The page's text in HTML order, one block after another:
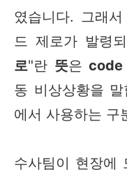
였습니다. 그래
드 제로가 발령
로"란 뜻은
동 비상상황을
에서 사용하는 구
수사팀이 현장에